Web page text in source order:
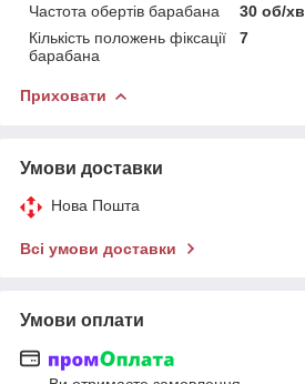
Частота обертів барабана
30 об/хв
Кількість положень фіксації
барабана
7
Приховати
Умови доставки
Нова Пошта
Всі умови доставки
Умови оплати